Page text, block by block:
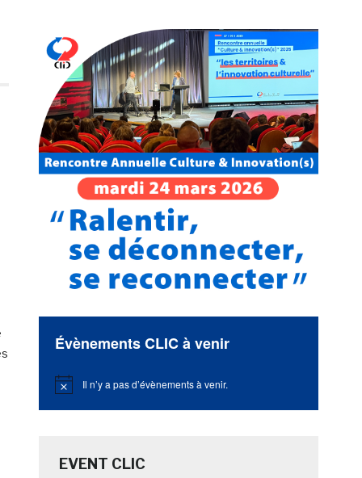
Évènements CLIC à venir
Notice Il n’y a pas d’évènements à venir.
EVENT CLIC